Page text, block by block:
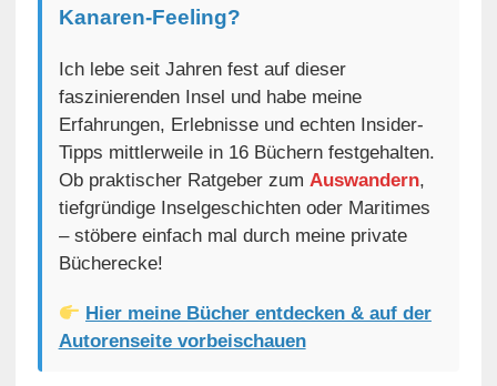
Kanaren-Feeling?
Ich lebe seit Jahren fest auf dieser
faszinierenden Insel und habe meine
Erfahrungen, Erlebnisse und echten Insider-
Tipps mittlerweile in 16 Büchern festgehalten.
Ob praktischer Ratgeber zum Auswandern,
tiefgründige Inselgeschichten oder Maritimes
– stöbere einfach mal durch meine private
Bücherecke!
Hier meine Bücher entdecken & auf der
Autorenseite vorbeischauen